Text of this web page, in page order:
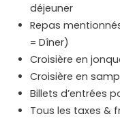
déjeuner
Repas
= Dîner)
Croisière en
Croisière en
Billets d’entrées
Tous les taxes &